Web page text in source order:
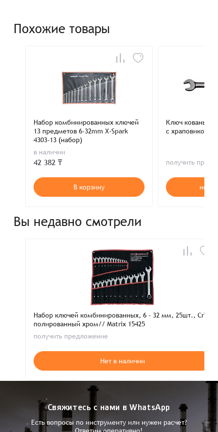
Похожие товары
Набор комбинированных ключей
13 предметов 6-32mm X-Spark
4303-13 (набор)
в наличии
42 382 ₸
В корзину
Ключ кованый
с храповиком
получить
нет в
Вы недавно смотрели
Набор ключей комбинированных, 6 - 32 мм, 25шт., CrV,
полированный хром// Matrix 15425
получить предложение
Нет в наличии
Свяжитесь с нами в WhatsApp
Есть вопросы по инструменту или нужен расчет?